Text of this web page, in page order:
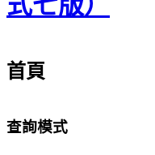
首頁
查詢模式